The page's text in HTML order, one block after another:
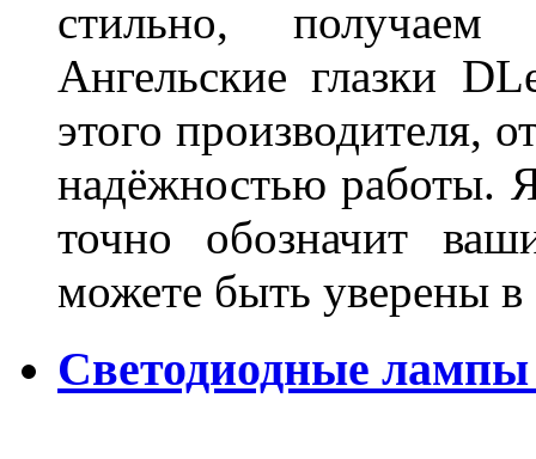
стильно,
Ангельские глазки
этого производителя,
надёжностью работы.
точно обозначит
можете быть уверены
Светодиодные